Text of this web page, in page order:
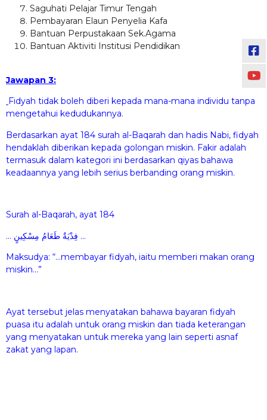
Saguhati Pelajar Timur Tengah
Pembayaran Elaun Penyelia Kafa
Bantuan Perpustakaan Sek.Agama
Bantuan Aktiviti Institusi Pendidikan
Jawapan 3:
Fidyah tidak boleh diberi kepada mana-mana individu tanpa
mengetahui kedudukannya.
Berdasarkan ayat 184 surah al-Baqarah dan hadis Nabi, fidyah
hendaklah diberikan kepada golongan miskin. Fakir adalah
termasuk dalam kategori ini berdasarkan qiyas bahawa
keadaannya yang lebih serius berbanding orang miskin.
Surah al-Baqarah, ayat 184
… فِدْيَةٌ طَعَامُ مِسْكِينٍ …
Maksudya: “…membayar fidyah, iaitu memberi makan orang
miskin…”
Ayat tersebut jelas menyatakan bahawa bayaran fidyah
puasa itu adalah untuk orang miskin dan tiada keterangan
yang menyatakan untuk mereka yang lain seperti asnaf
zakat yang lapan.